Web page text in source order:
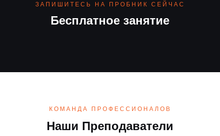
Бесплатное занятие
ЗАПИШИТЕСЬ НА ПРОБНИК СЕЙЧАС
КОМАНДА ПРОФЕССИОНАЛОВ
Наши Преподаватели